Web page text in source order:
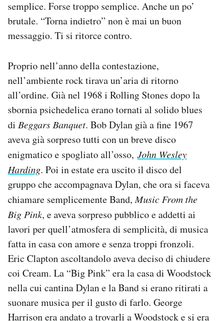
semplice. Forse troppo semplice. Anche un po’
brutale. “Torna indietro” non è mai un buon
messaggio. Ti si ritorce contro.
Proprio nell’anno della contestazione,
nell’ambiente rock tirava un’aria di ritorno
all’ordine. Già nel 1968 i Rolling Stones dopo la
sbornia psichedelica erano tornati al solido blues
di Beggars Banquet. Bob Dylan già a fine 1967
aveva già sorpreso tutti con un breve disco
enigmatico e spogliato all’osso, John Wesley
Harding. Poi in estate era uscito il disco del
gruppo che accompagnava Dylan, che ora si faceva
chiamare semplicemente Band,Music From the
Big Pink, e aveva sorpreso pubblico e addetti ai
lavori per quell’atmosfera di semplicità, di musica
fatta in casa con amore e senza troppi fronzoli.
Eric Clapton ascoltandolo aveva deciso di chiudere
coi Cream. La “Big Pink” era la casa di Woodstock
nella cui cantina Dylan e la Band si erano ritirati a
suonare musica per il gusto di farlo. George
Harrison era andato a trovarli a Woodstock e si era